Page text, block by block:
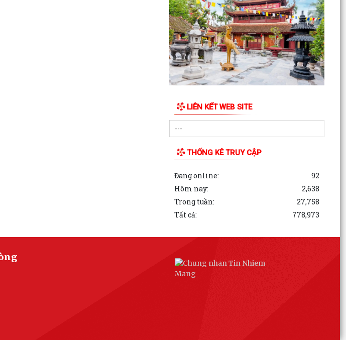
Giấy chứng nhận quyền sử dụng đất, quyền sở
hữu tài sản...
LIÊN KẾT WEB SITE
THỐNG KÊ TRUY CẬP
Đang online:
92
Hôm nay:
2,638
Trong tuần:
27,758
Tất cả:
778,973